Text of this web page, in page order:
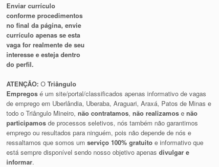
Enviar currículo
conforme procedimentos
no final da página, envie
currículo apenas se esta
vaga for realmente de seu
interesse e esteja dentro
do perfil.
ATENÇÃO: OTriângulo
Empregos é um site/portal/classificados apenas informativo de vagas
de emprego em Uberlândia, Uberaba, Araguari, Araxá, Patos de Minas e
todo o Triângulo Mineiro,não contratamos,não realizamos enão
participamos de processos seletivos, nós também não garantimos
emprego ou resultados para ninguém, pois não depende de nós e
ressaltamos que somos umserviço 100% gratuito e informativo que
está sempre disponível sendo nosso objetivo apenasdivulgar e
informar.